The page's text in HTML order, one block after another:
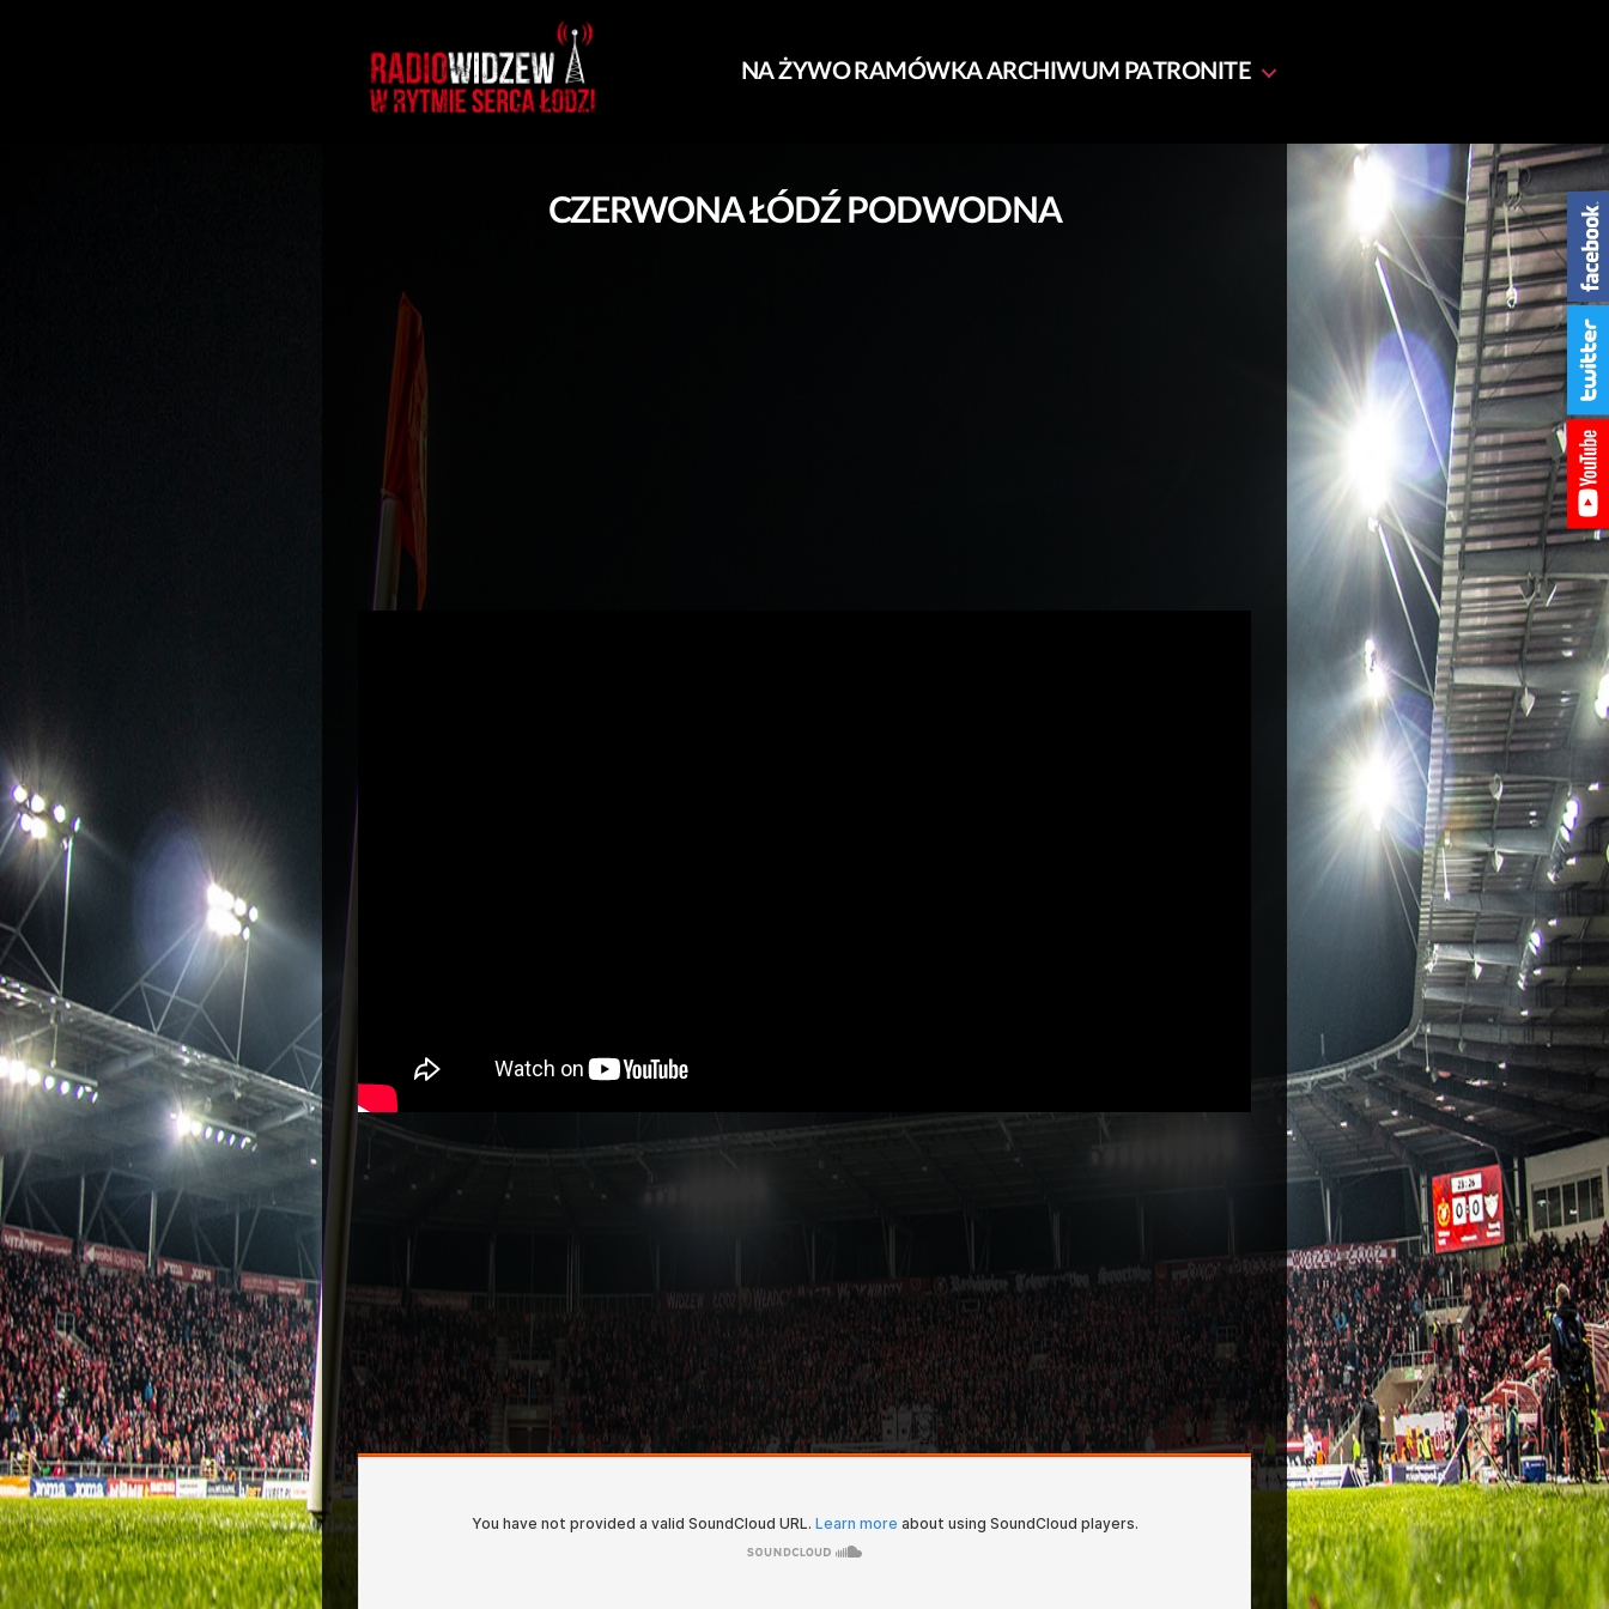
NA ŻYWO RAMÓWKAARCHIWUM PATRONITE
CZERWONA ŁÓDŹ PODWODNA